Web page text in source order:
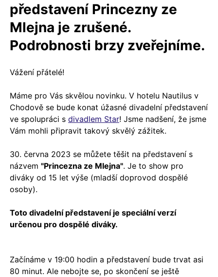
představení Princezny ze
Mlejna je zrušené.
Podrobnosti brzy zveřejníme.
Vážení přátelé!
Máme pro Vás skvělou novinku. V hotelu Nautilus v
Chodově se bude konat úžasné divadelní představení
ve spolupráci s divadlem Star! Jsme nadšení, že jsme
Vám mohli připravit takový skvělý zážitek.
30. června 2023 se můžete těšit na představení s
názvem "Princezna ze Mlejna". Je to show pro
diváky od 15 let výše (mladší doprovod dospělé
osoby).
Toto divadelní představení je speciální verzí
určenou pro dospělé diváky.
Začínáme v 19:00 hodin a představení bude trvat asi
80 minut. Ale nebojte se, po skončení se ještě